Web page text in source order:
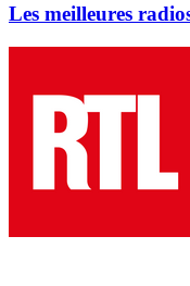
Les meilleures